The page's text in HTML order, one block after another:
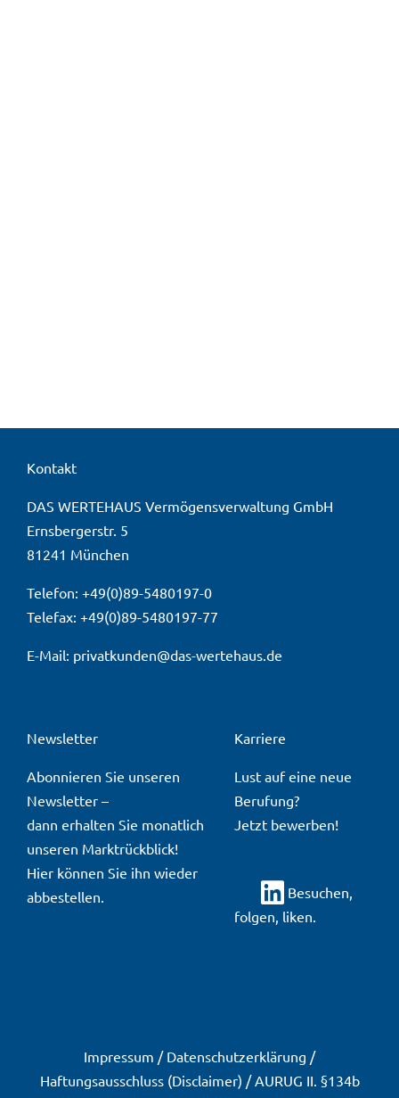
Kontakt
DAS WERTEHAUS Vermögensverwaltung GmbH
Ernsbergerstr. 5
81241 München
Telefon: +49(0)89-5480197-0
Telefax: +49(0)89-5480197-77
E-Mail: privatkunden@das-wertehaus.de
Newsletter
Abonnieren Sie unseren
Newsletter –
dann erhalten Sie monatlich
unseren Marktrückblick!
Hier können Sie ihn wieder
abbestellen.
Karriere
Lust auf eine neue
Berufung?
Jetzt bewerben!
Besuchen,
folgen, liken.
Impressum / Datenschutzerklärung /
Haftungsausschluss (Disclaimer) / AURUG II. §134b